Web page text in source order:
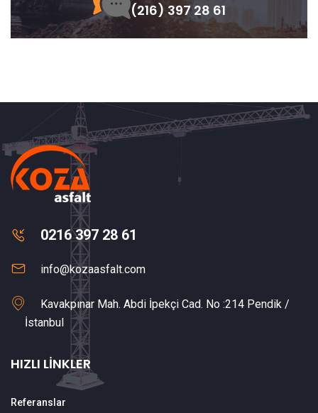
(216) 397 28 61
0216 397 28 61
info@kozaasfalt.com
Kavakpınar Mah. Abdi İpekçi Cad. No :214 Pendik /
İstanbul
HIZLI LINKLER
Referanslar